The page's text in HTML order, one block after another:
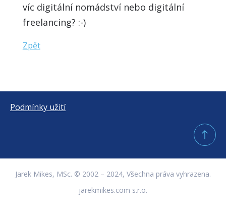
víc digitální nomádství nebo digitální
freelancing? :-)
Zpět
Podmínky užití
Jarek Mikes, MSc. © 2002 – 2024, Všechna práva vyhrazena.
jarekmikes.com s.r.o.